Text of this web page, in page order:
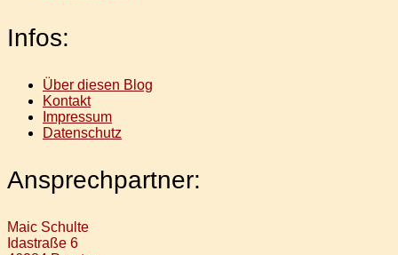
Infos:
Über diesen Blog
Kontakt
Impressum
Datenschutz
Ansprechpartner:
Maic Schulte
Idastraße 6